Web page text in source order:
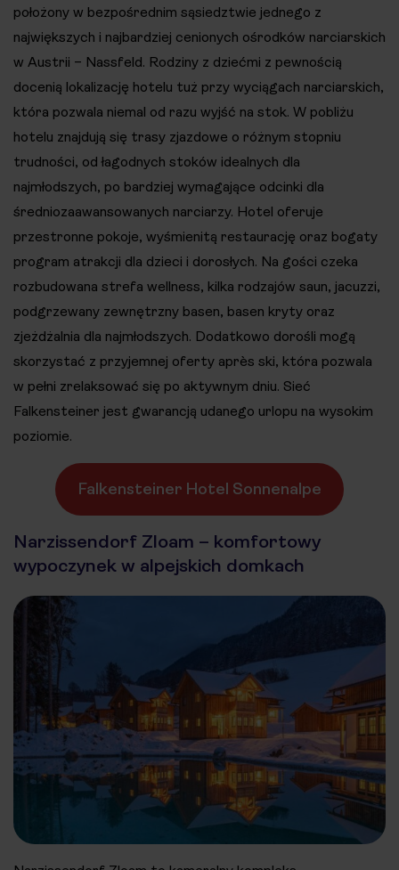
położony w bezpośrednim sąsiedztwie jednego z
największych i najbardziej cenionych ośrodków narciarskich
w Austrii – Nassfeld. Rodziny z dziećmi z pewnością
docenią lokalizację hotelu tuż przy wyciągach narciarskich,
która pozwala niemal od razu wyjść na stok. W pobliżu
hotelu znajdują się trasy zjazdowe o różnym stopniu
trudności, od łagodnych stoków idealnych dla
najmłodszych, po bardziej wymagające odcinki dla
średniozaawansowanych narciarzy. Hotel oferuje
przestronne pokoje, wyśmienitą restaurację oraz bogaty
program atrakcji dla dzieci i dorosłych. Na gości czeka
rozbudowana strefa wellness, kilka rodzajów saun, jacuzzi,
podgrzewany zewnętrzny basen, basen kryty oraz
zjeżdżalnia dla najmłodszych. Dodatkowo dorośli mogą
skorzystać z przyjemnej oferty après ski, która pozwala
w pełni zrelaksować się po aktywnym dniu. Sieć
Falkensteiner jest gwarancją udanego urlopu na wysokim
poziomie.
Falkensteiner Hotel Sonnenalpe
Narzissendorf Zloam – komfortowy
wypoczynek w alpejskich domkach